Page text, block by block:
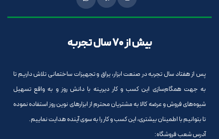
بیش از 70 سال تجربه
پس از هفتاد سال تجربه در صنعت ابزار، یراق و تجهیزات ساختمانی تلاش داریم تا
به جهت همگام‌سازی این کسب و کار دیرینه با دانش روز و به واقع تسهیل
شیوه‌های فروش و عرضه کالا به مشتریان محترم از ابزارهای نوین روز استفاده نموده
تا بتوانیم با اطمینان بیشتری، این کسب و کار را به سوی آینده هدایت نماییم.
آدرس شعب فروشگاه: